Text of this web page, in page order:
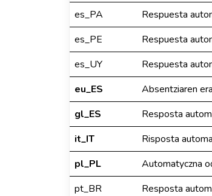
es_PA
Respuesta
es_PE
Respuesta
es_UY
Respuesta
eu_ES
Absentziaren
gl_ES
Resposta
it_IT
Risposta
pl_PL
Automatyczna
pt_BR
Resposta